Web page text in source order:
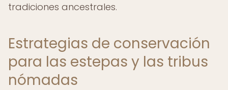
tradiciones ancestrales.
Estrategias de conservación
para las estepas y las tribus
nómadas